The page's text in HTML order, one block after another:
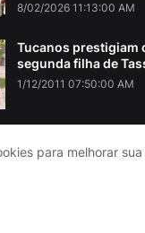
8/02/2026 11:13:00 AM
Tucanos prestigiam
segunda filha de
1/12/2011 07:50:00 AM
para melhorar